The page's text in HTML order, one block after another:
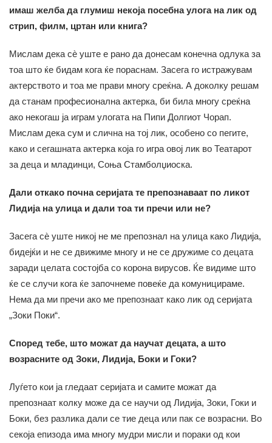
имаш желба да глумиш некоја посебна улога на лик од
стрип, филм, цртан или книга?
Мислам дека сè уште е рано да донесам конечна одлука за
тоа што ќе бидам кога ќе пораснам. Засега го истражувам
актерството и тоа ме прави многу среќна. А доколку решам
да станам професионална актерка, би била многу среќна
ако некогаш ја играм улогата на Пипи Долгиот Чорап.
Мислам дека сум и слична на тој лик, особено со пегите,
како и сегашната актерка која го игра овој лик во Театарот
за деца и младинци, Соња Стамболџиоска.
Дали откако почна серијата те препознаваат по ликот
Лидија на улица и дали тоа ти пречи или не?
Засега сè уште никој не ме препознал на улица како Лидија,
бидејќи и не се движиме многу и не се дружиме со децата
заради целата состојба со корона вирусов. Ќе видиме што
ќе се случи кога ќе започнеме повеќе да комуницираме.
Нема да ми пречи ако ме препознаат како лик од серијата
„Зоки Поки“.
Според тебе, што можат да научат децата, а што
возрасните од Зоки, Лидија, Боки и Гоки?
Луѓето кои ја гледаат серијата и самите можат да
препознаат колку може да се научи од Лидија, Зоки, Гоки и
Боки, без разлика дали се тие деца или пак се возрасни. Во
секоја епизода има многу мудри мисли и пораки од кои